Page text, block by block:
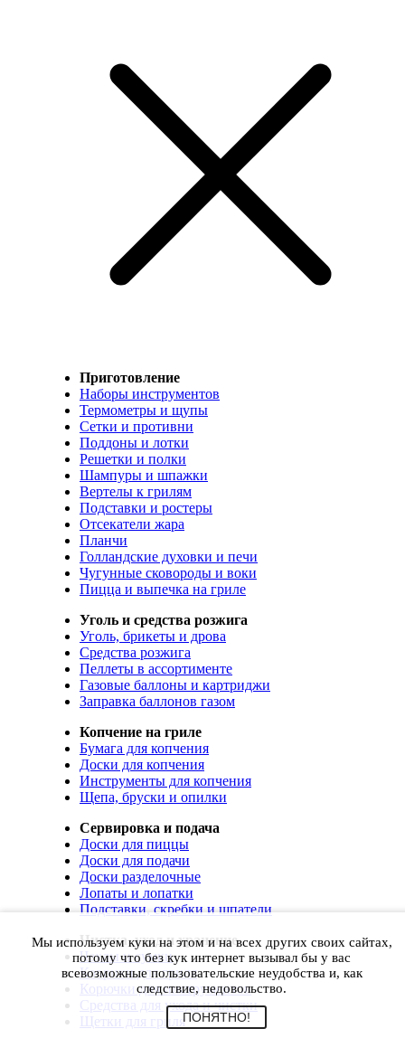
Приготовление
Наборы инструментов
Термометры и щупы
Сетки и противни
Поддоны и лотки
Решетки и полки
Шампуры и шпажки
Вертелы к грилям
Подставки и ростеры
Отсекатели жара
Планчи
Голландские духовки и печи
Чугунные сковороды и воки
Пицца и выпечка на гриле
Уголь и средства розжига
Уголь, брикеты и дрова
Средства розжига
Пеллеты в ассортименте
Газовые баллоны и картриджи
Заправка баллонов газом
Копчение на гриле
Бумага для копчения
Доски для копчения
Инструменты для копчения
Щепа, бруски и опилки
Сервировка и подача
Доски для пиццы
Доски для подачи
Доски разделочные
Лопаты и лопатки
Подставки, скребки и шпатели
Чистка, уход и хранение
Чехлы и сумки
Коврики для гриля
Корючки для инструментов
Средства для ухода и чистки
Щетки для гриля
Мы используем куки на этом и на всех других своих сайтах,
потому что без кук интернет вызывал бы у вас
всевозможные пользовательские неудобства и, как
следствие, недовольство.
ПОНЯТНО!